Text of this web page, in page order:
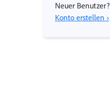
Neuer Benutzer?
Konto erstellen ›